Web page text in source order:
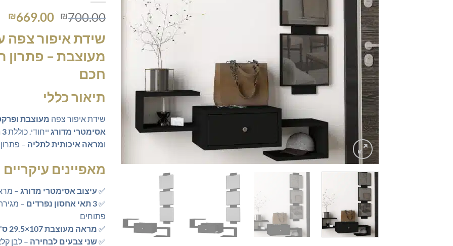
₪700.00
המחיר
היה:
₪700.00.
₪669.00
שידת איפור
מעוצבת– פתרון
חכם
תיאור כללי
שידת איפור צפה מעוצבת
אסימטרי מדורג ייחודי. כוללת3 תאי אחסון
ומראה איכותית לתליה –
מאפיינים עיקריים
✅ עיצוב אסימטרי מדורג –
✅3 תאי אחסון נפרדים
פתוחים
✅ מראה מעוצבת 107×29.5 ס"מ
✅שני צבעים לבחירה – לבן